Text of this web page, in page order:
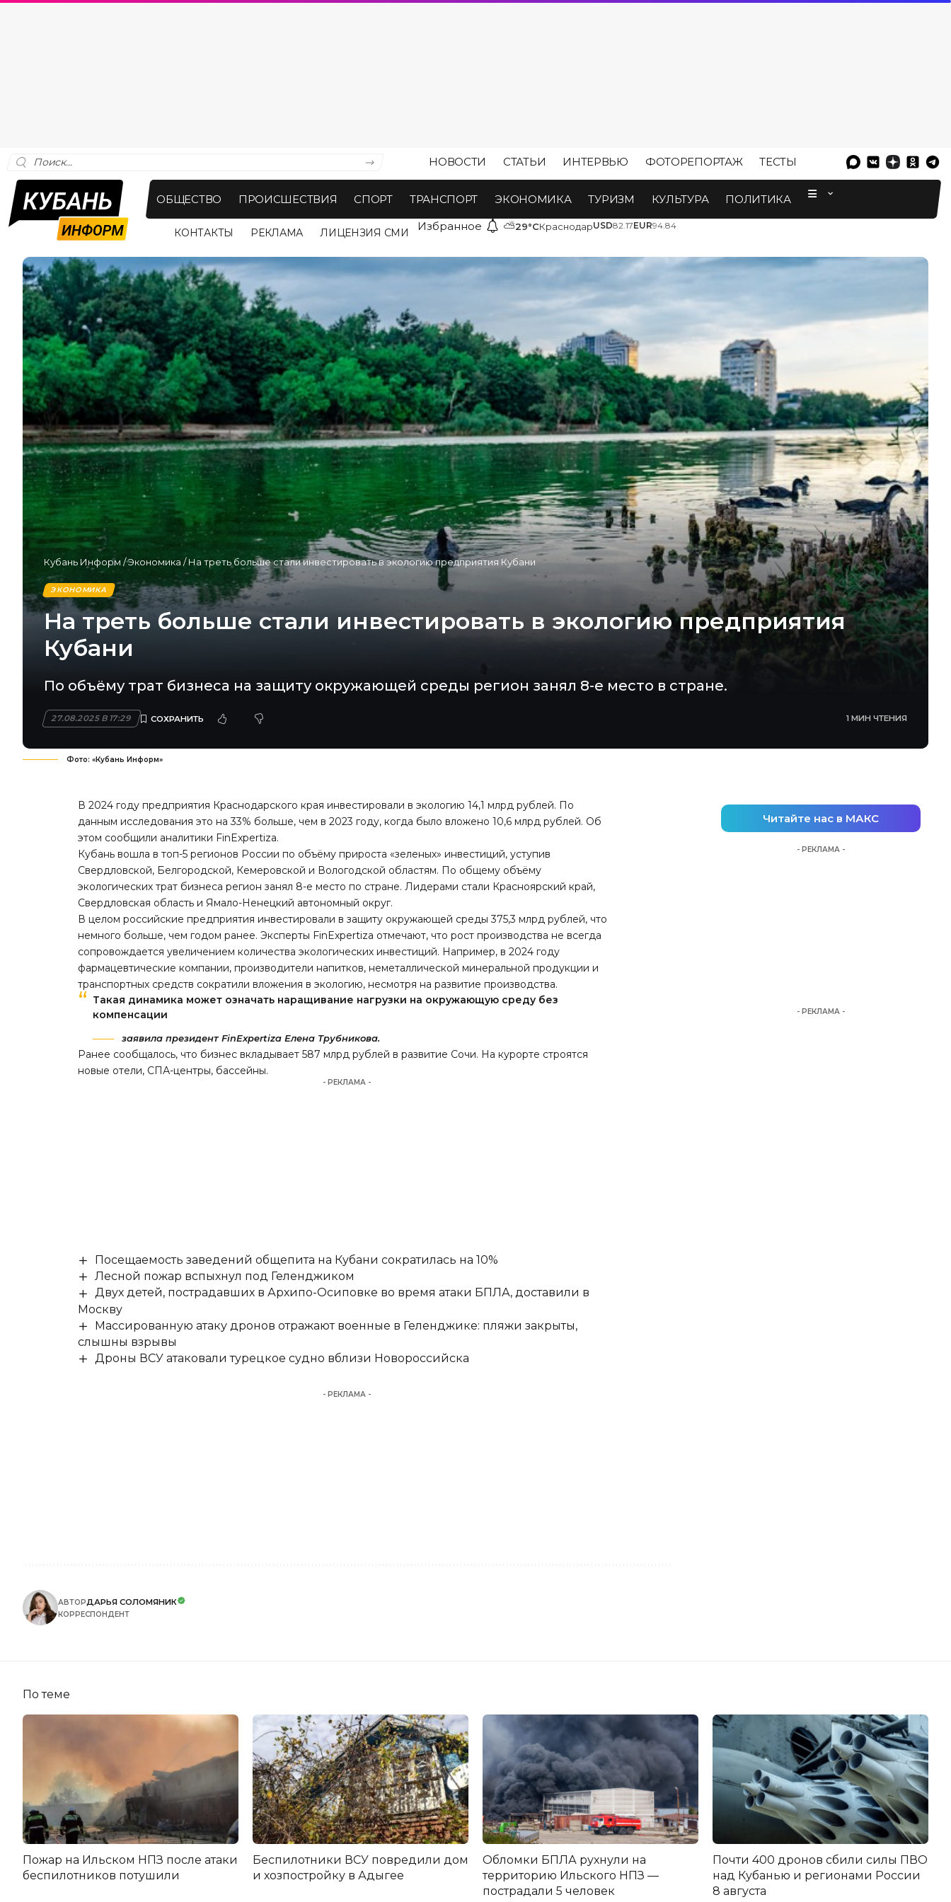
НОВОСТИ СТАТЬИ ИНТЕРВЬЮ ФОТОРЕПОРТАЖ ТЕСТЫ
ОБЩЕСТВО ПРОИСШЕСТВИЯ СПОРТ ТРАНСПОРТ ЭКОНОМИКА ТУРИЗМ КУЛЬТУРА ПОЛИТИКА
КОНТАКТЫ РЕКЛАМА ЛИЦЕНЗИЯ СМИ Избранное ⛅29°CКраснодарUSD82.17EUR94.84
Кубань Информ /Экономика /На треть больше стали инвестировать в экологию предприятия Кубани
ЭКОНОМИКА
На треть больше стали инвестировать в экологию предприятия
Кубани
По объёму трат бизнеса на защиту окружающей среды регион занял 8-е место в стране.
27.08.2025 В 17:29 1 МИН ЧТЕНИЯ
Фото: «Кубань Информ»
В 2024 году предприятия Краснодарского края инвестировали в экологию 14,1 млрд рублей. По
данным исследования это на 33% больше, чем в 2023 году, когда было вложено 10,6 млрд рублей. Об
этом сообщили аналитики FinExpertiza.
Кубань вошла в топ-5 регионов России по объёму прироста «зеленых» инвестиций, уступив
Свердловской, Белгородской, Кемеровской и Вологодской областям. По общему объёму
экологических трат бизнеса регион занял 8-е место по стране. Лидерами стали Красноярский край,
Свердловская область и Ямало-Ненецкий автономный округ.
В целом российские предприятия инвестировали в защиту окружающей среды 375,3 млрд рублей, что
немного больше, чем годом ранее. Эксперты FinExpertiza отмечают, что рост производства не всегда
сопровождается увеличением количества экологических инвестиций. Например, в 2024 году
фармацевтические компании, производители напитков, неметаллической минеральной продукции и
транспортных средств сократили вложения в экологию, несмотря на развитие производства.
Такая динамика может означать наращивание нагрузки на окружающую среду без
компенсации
заявила президент FinExpertiza Елена Трубникова.
Ранее сообщалось, что бизнес вкладывает587 млрд рублей в развитие Сочи. На курорте строятся
новые отели, СПА-центры, бассейны.
- РЕКЛАМА -
Посещаемость заведений общепита на Кубани сократилась на 10%
Лесной пожар вспыхнул под Геленджиком
Двух детей, пострадавших в Архипо-Осиповке во время атаки БПЛА, доставили в
Москву
Массированную атаку дронов отражают военные в Геленджике: пляжи закрыты,
слышны взрывы
Дроны ВСУ атаковали турецкое судно вблизи Новороссийска
- РЕКЛАМА -
АВТОРДАРЬЯ СОЛОМЯНИК
КОРРЕСПОНДЕНТ
Читайте нас в МАКС
- РЕКЛАМА -
- РЕКЛАМА -
По теме
Пожар на Ильском НПЗ после атаки
беспилотников потушили
Беспилотники ВСУ повредили дом
и хозпостройку в Адыгее
Обломки БПЛА рухнули на
территорию Ильского НПЗ —
пострадали 5 человек
Почти 400 дронов сбили силы ПВО
над Кубанью и регионами России
8 августа